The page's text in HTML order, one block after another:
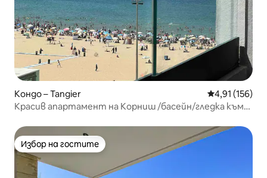
Кондо – Tangier Средна
4,91 (156)
Красив апартамент на Корниш /басейн/гледка към
Избор на гостите
Избор на гостите